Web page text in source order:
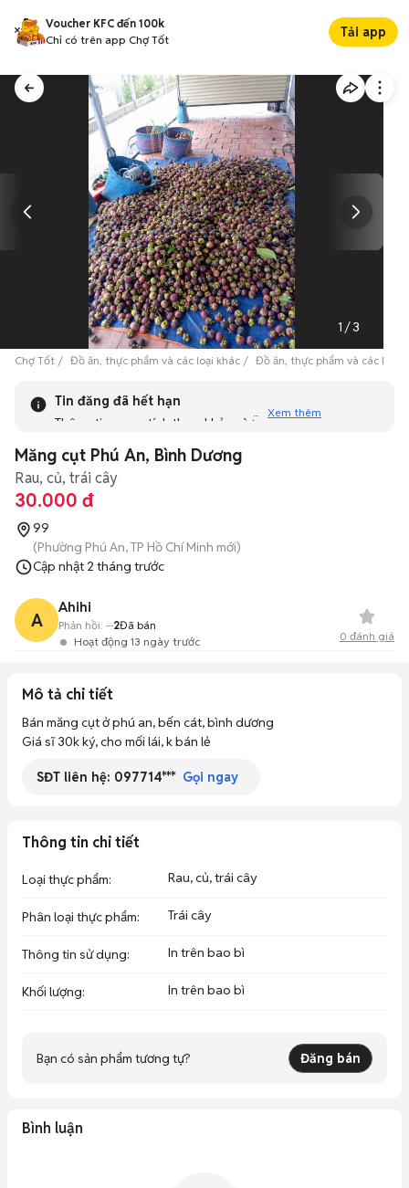
Voucher KFC đến 100k
Chỉ có trên app Chợ Tốt
Tải app
1 /3
Chợ Tốt Đồ ăn, thực phẩm và các loại khác Đồ ăn, thực phẩm và các loại
Tin đăng đã hết hạn
Thông tin mang tính tham khảo và bạn không thể liên hệ
tương tự khác dưới đây nhé!
Xem thêm
Măng cụt Phú An, Bình Dương
Rau, củ, trái cây
30.000 đ
99
(Phường Phú An, TP Hồ Chí Minh mới)
Cập nhật 2 tháng trước
A
Ahihi
Hoạt động 13 ngày trước
Phản hồi: --2Đã bán
0 đánh giá
Mô tả chi tiết
Bán măng cụt ở phú an, bến cát, bình dương
Giá sĩ 30k ký, cho mối lái, k bán lẻ
SĐT liên hệ: 097714*** Gọi ngay
Thông tin chi tiết
Loại thực phẩm: Rau, củ, trái cây
Phân loại thực phẩm: Trái cây
Thông tin sử dụng: In trên bao bì
Khối lượng: In trên bao bì
Bạn có sản phẩm tương tự? Đăng bán
Bình luận